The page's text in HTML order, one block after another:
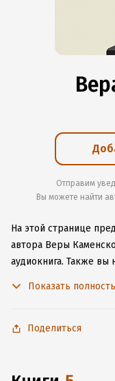
Отправим
Вы можете найти
На этой странице
автора Веры
аудиокнига. Также вы
чтобы не
Показать
Поделиться